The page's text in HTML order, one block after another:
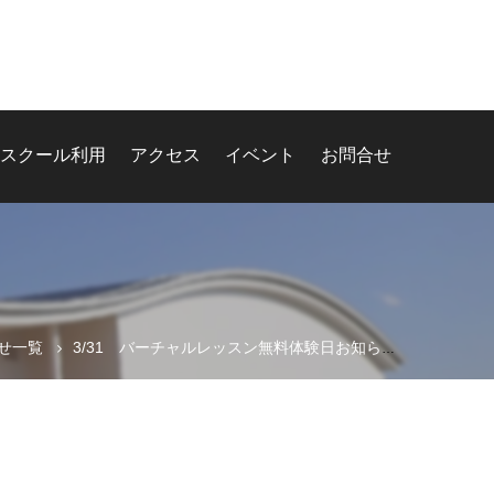
スクール利用 アクセス イベント お問合せ
一覧 3/31 バーチャルレッスン無料体験日お知らせについて